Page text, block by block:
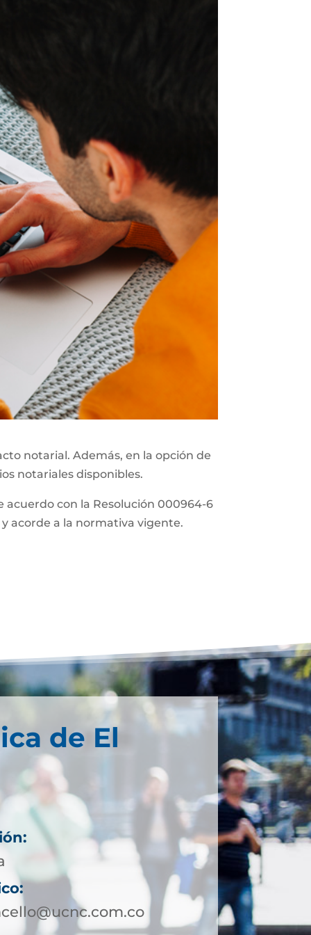
notarial. Además, en la opción de
notariales disponibles.
acuerdo con la Resolución 000964-6
acorde a la normativa vigente.
de El